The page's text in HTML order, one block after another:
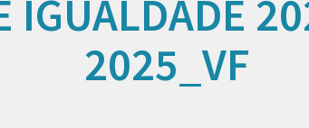
IGUALDADE
2025_VF